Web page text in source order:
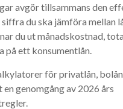
avgör tillsammans den
du ska jämföra mellan
du ut månadskostnad,
på ett konsumentlån.
för privatlån,
genomgång av 2026 års